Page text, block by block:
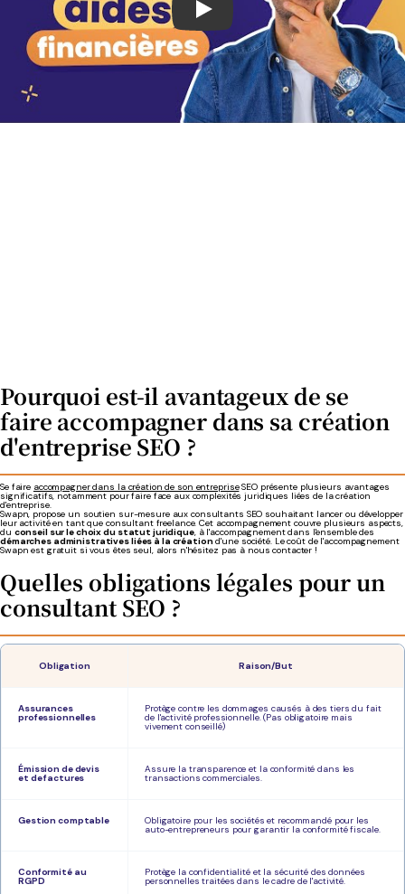
Play
Pourquoi est-il avantageux de se
faire accompagner dans sa création
d'entreprise SEO ?
Se faire accompagner dans la création de son entrepriseSEO présente plusieurs avantages
significatifs, notamment pour faire face aux complexités juridiques liées de la création
d'entreprise.
Swapn, propose un soutien sur-mesure aux consultants SEO souhaitant lancer ou développer
leur activité en tant que consultant freelance. Cet accompagnement couvre plusieurs aspects,
du conseil sur le choix du statut juridique, à l'accompagnement dans l'ensemble des
démarches administratives liées à la créationd'une société. Le coût de l'accompagnement
Swapn est gratuit si vous êtes seul, alors n'hésitez pas à nous contacter !
Quelles obligations légales pour un
consultant SEO ?
Obligation Raison/But
Assurances
professionnelles
Protège contre les dommages causés à des tiers du fait
de l'activité professionnelle. (Pas obligatoire mais
vivement conseillé)
Émission de devis
et de factures
Assure la transparence et la conformité dans les
transactions commerciales.
Gestion comptable Obligatoire pour les sociétés et recommandé pour les
auto-entrepreneurs pour garantir la conformité fiscale.
Conformité au
RGPD
Protège la confidentialité et la sécurité des données
personnelles traitées dans le cadre de l'activité.